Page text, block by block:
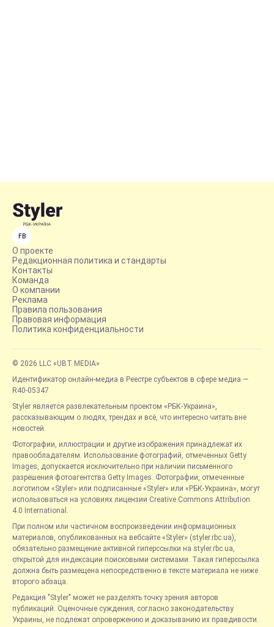
FB
О проекте
Редакционная политика и стандарты
Контакты
Команда
О компании
Реклама
Правила пользования
Правовая информация
Политика конфиденциальности
© 2026 LLC «UBT MEDIA»
Идентификатор онлайн-медиа в Реестре субъектов в сфере медиа —
R40-05347
Styler является развлекательным проектом «РБК-Украина»,
рассказывающим о людях, трендах и всё, что интересно читать вне
новостей.
Фотографии, иллюстрации и другие изображения принадлежат их
правообладателям. Использование фотографий, отмеченных Getty
Images, допускается исключительно при наличии письменного
разрешения фотоагентства Getty Images. Фотографии, отмеченные
логотипом «Styler» или подписанные «Styler» или «РБК-Украина», могут
использоваться на условиях лицензии Creative Commons Attribution
4.0 International.
При полном или частичном воспроизведении информационных
материалов, опубликованных на вебсайте «Styler» (styler.rbc.ua),
обязательно размещение активной гиперссылки на styler.rbc.ua,
открытой для индексации поисковыми системами. Такая гиперссылка
должна быть размещена непосредственно в тексте материала не ниже
второго абзаца.
Редакция "Styler" может не разделять точку зрения авторов
публикаций. Оценочные суждения, согласно законодательству
Украины, не подлежат опровержению и доказыванию их правдивости.